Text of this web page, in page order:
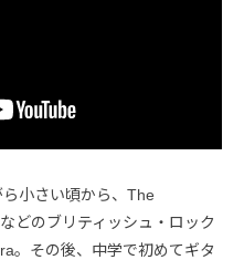
小さい頃から、The
どのブリティッシュ・ロック
。その後、中学で初めてギタ